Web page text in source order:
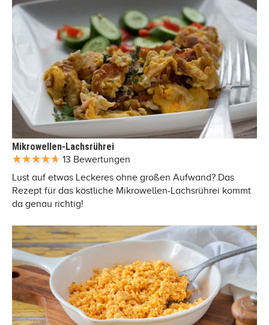
Mikrowellen-Lachsrührei
13 Bewertungen
Lust auf etwas Leckeres ohne großen Aufwand? Das
Rezept für das köstliche Mikrowellen-Lachsrührei kommt
da genau richtig!